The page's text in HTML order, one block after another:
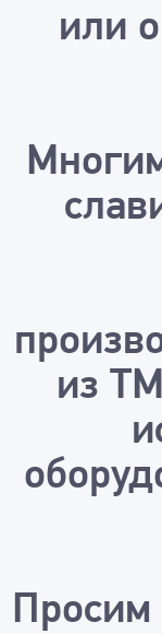
или
из
Просим